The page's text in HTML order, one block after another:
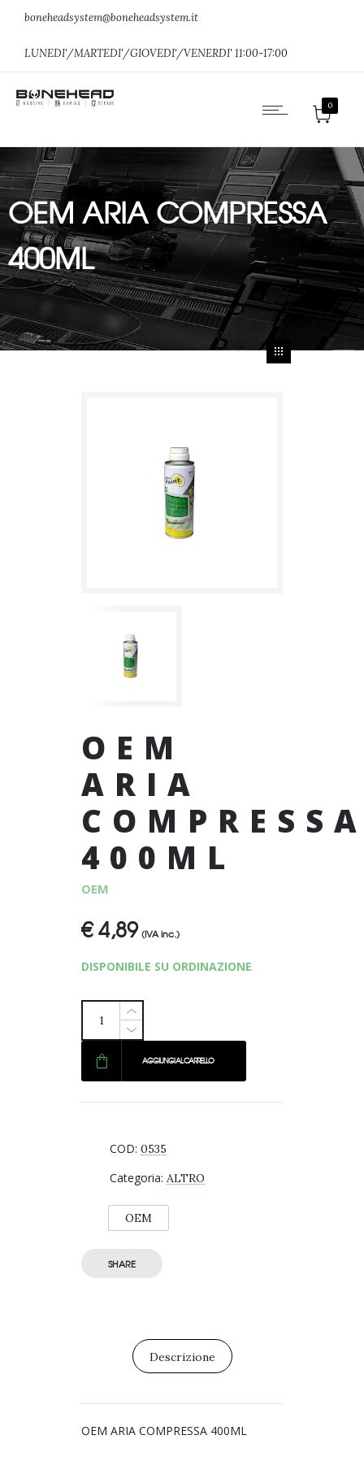
boneheadsystem@boneheadsystem.it
LUNEDI'/MARTEDI'/GIOVEDI'/VENERDI' 11:00-17:00
0
OEM ARIA COMPRESSA
400ML
Home»SHOP»OEM ARIA COMPRESSA 400ML
OEM
ARIA
400ML
OEM
€4,89 (IVA inc.)
DISPONIBILE SU ORDINAZIONE
AGGIUNGI AL CARRELLO
COD: 0535
Categoria: ALTRO
OEM
SHARE
Descrizione
OEM ARIA COMPRESSA 400ML